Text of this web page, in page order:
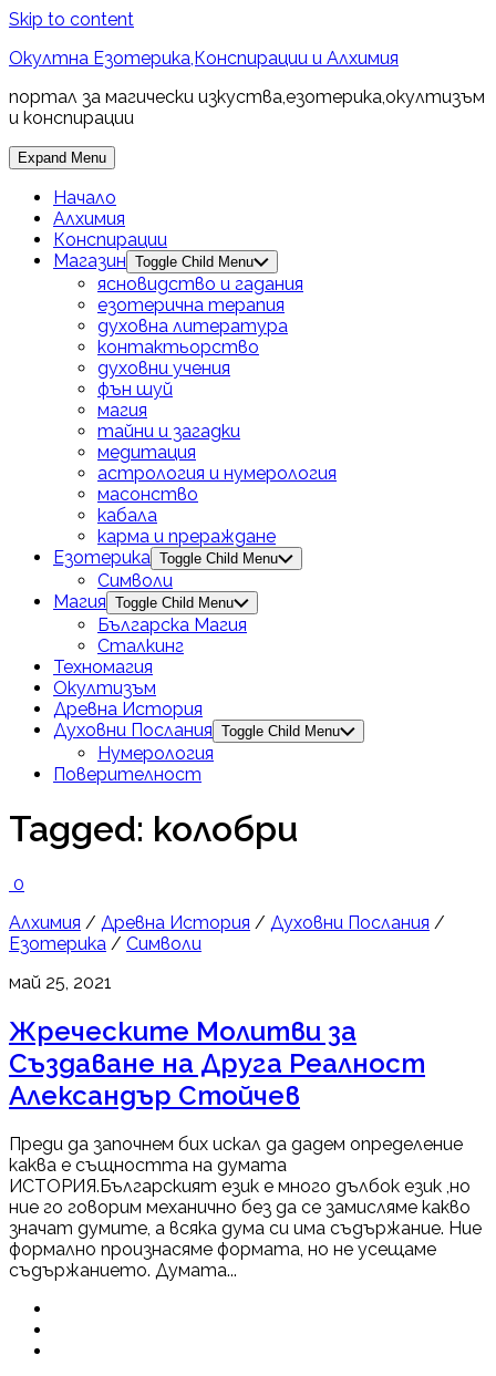
Skip to content
Окултна Езотерика,Конспирации и Алхимия
портал за магически изкуства,езотерика,окултизъм
и конспирации
Expand Menu
Начало
Алхимия
Конспирации
Магазин Toggle Child Menu
ясновидство и гадания
езотерична терапия
духовна литература
контактьорство
духовни учения
фън шуй
магия
тайни и загадки
медитация
астрология и нумерология
масонство
кабала
карма и прераждане
Езотерика Toggle Child Menu
Символи
Магия Toggle Child Menu
Българска Магия
Сталкинг
Техномагия
Окултизъм
Древна История
Духовни Послания Toggle Child Menu
Нумерология
Поверителност
Tagged: колобри
0
Алхимия / Древна История / Духовни Послания /
Езотерика / Символи
май 25, 2021
Жреческите Молитви за
Създаване на Друга Реалност
Александър Стойчев
Преди да започнем бих искал да дадем определение
каква е същността на думата
ИСТОРИЯ.Българският език е много дълбок език ,но
ние го говорим механично без да се замисляме какво
значат думите, а всяка дума си има съдържание. Ние
формално произнасяме формата, но не усещаме
съдържанието. Думата...